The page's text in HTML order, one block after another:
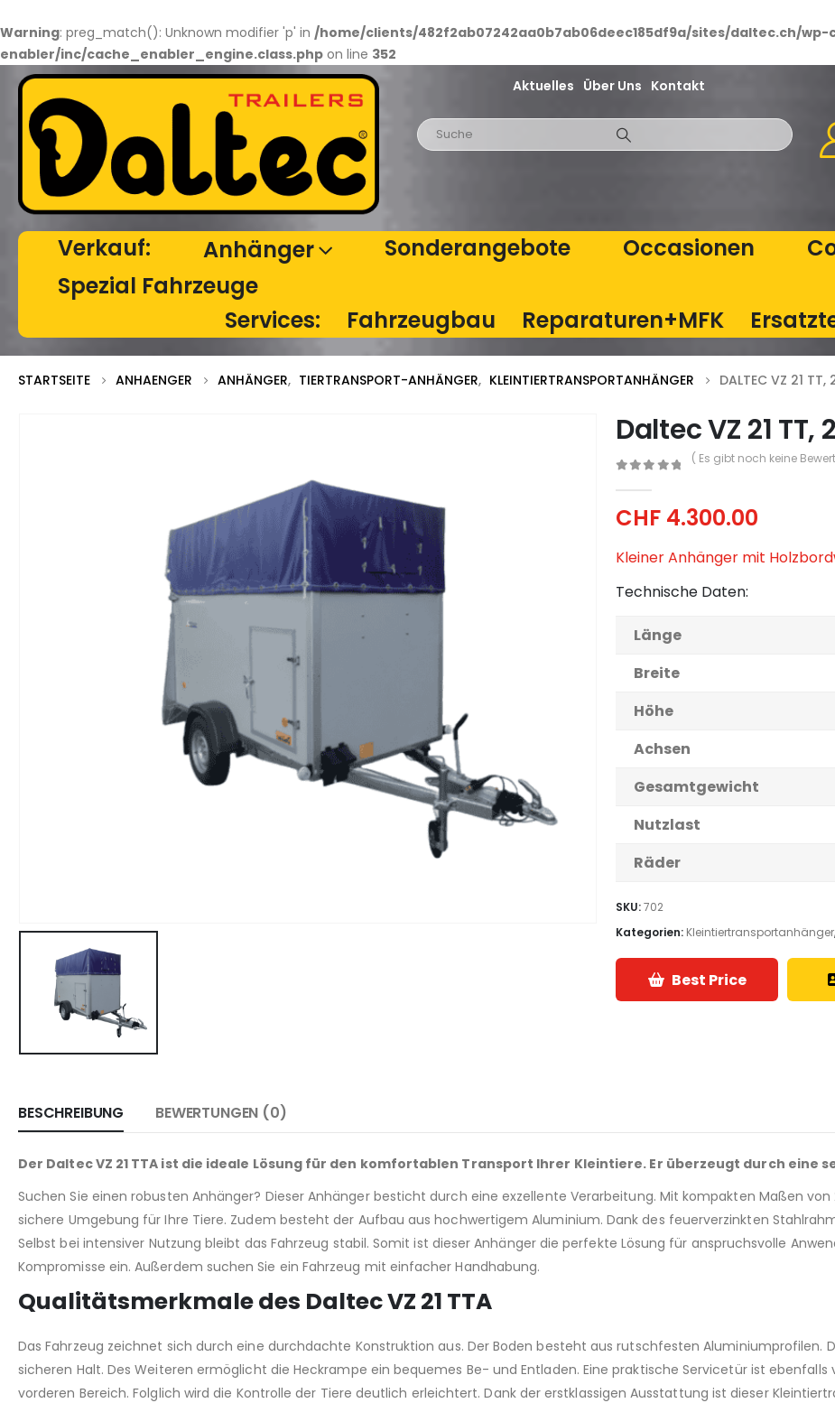
Warning: preg_match(): Unknown modifier 'p' in /home/clients/482f2ab07242aa0b7ab06deec185df9a/sites/daltec.ch/
enabler/inc/cache_enabler_engine.class.php on line 352
Aktuelles Über Uns Kontakt
Verkauf: Anhänger Sonderangebote Occasionen
Spezial Fahrzeuge
Services:
Fahrzeugbau Reparaturen+MFK
STARTSEITE ANHAENGER ANHÄNGER, TIERTRANSPORT-ANHÄNGER, KLEINTIERTRANSPORTANHÄNGER DALTEC VZ 21 TT,
Daltec VZ 21 TT,
( Es gibt noch keine
CHF 4.300.00
Kleiner Anhänger mit
Technische Daten:
Länge
Breite
Höhe
Achsen
Gesamtgewicht
Nutzlast
Räder
SKU:702
Kategorien: Kleintiertransportanhänger
Best Price
BESCHREIBUNG BEWERTUNGEN (0)
Der Daltec VZ 21 TTA ist die ideale Lösung für den komfortablen Transport Ihrer Kleintiere. Er überzeugt durch eine
Suchen Sie einen robusten Anhänger? Dieser Anhänger besticht durch eine exzellente Verarbeitung. Mit kompakten Maßen von
sichere Umgebung für Ihre Tiere. Zudem besteht der Aufbau aus hochwertigem Aluminium. Dank des feuerverzinkten
Selbst bei intensiver Nutzung bleibt das Fahrzeug stabil. Somit ist dieser Anhänger die perfekte Lösung für anspruchsvolle
Kompromisse ein. Außerdem suchen Sie ein Fahrzeug mit einfacher Handhabung.
Qualitätsmerkmale des Daltec VZ 21 TTA
Das Fahrzeug zeichnet sich durch eine durchdachte Konstruktion aus. Der Boden besteht aus rutschfesten Aluminiumprofilen.
sicheren Halt. Des Weiteren ermöglicht die Heckrampe ein bequemes Be- und Entladen. Eine praktische Servicetür ist
vorderen Bereich. Folglich wird die Kontrolle der Tiere deutlich erleichtert. Dank der erstklassigen Ausstattung ist dieser